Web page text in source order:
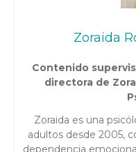
Zoraida
Contenido
directora de
Zoraida es una
adultos desde 2005,
dependencia